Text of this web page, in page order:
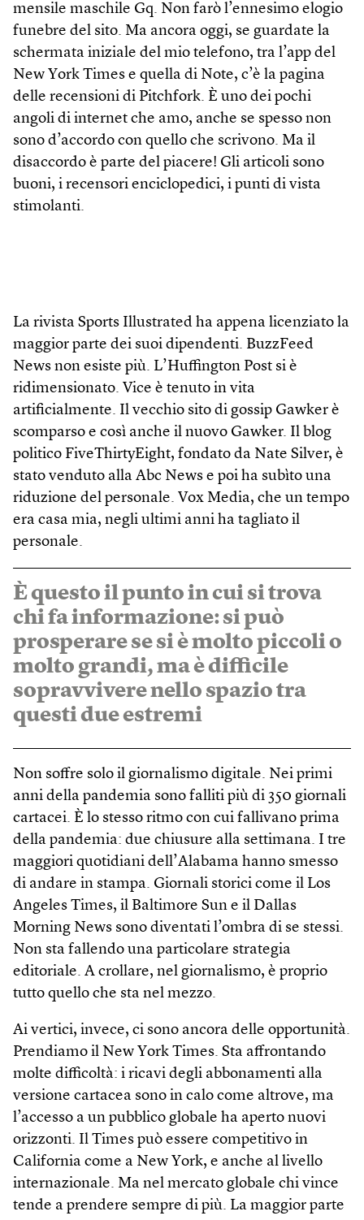
mensile maschile Gq. Non farò l’ennesimo elogio
funebre del sito. Ma ancora oggi, se guardate la
schermata iniziale del mio telefono, tra l’app del
New York Times e quella di Note, c’è la pagina
delle recensioni di Pitchfork. È uno dei pochi
angoli di internet che amo, anche se spesso non
sono d’accordo con quello che scrivono. Ma il
disaccordo è parte del piacere! Gli articoli sono
buoni, i recensori enciclopedici, i punti di vista
stimolanti.
La rivista Sports Illustrated ha appena licenziato la
maggior parte dei suoi dipendenti. BuzzFeed
News non esiste più. L’Huffington Post si è
ridimensionato. Vice è tenuto in vita
artificialmente. Il vecchio sito di gossip Gawker è
scomparso e così anche il nuovo Gawker. Il blog
politico FiveThirtyEight, fondato da Nate Silver, è
stato venduto alla Abc News e poi ha subìto una
riduzione del personale. Vox Media, che un tempo
era casa mia, negli ultimi anni ha tagliato il
personale.
È questo il punto in cui si trova
chi fa informazione: si può
prosperare se si è molto piccoli o
molto grandi, ma è difficile
sopravvivere nello spazio tra
questi due estremi
Non soffre solo il giornalismo digitale. Nei primi
anni della pandemia sono falliti più di 350 giornali
cartacei. È lo stesso ritmo con cui fallivano prima
della pandemia: due chiusure alla settimana. I tre
maggiori quotidiani dell’Alabama hanno smesso
di andare in stampa. Giornali storici come il Los
Angeles Times, il Baltimore Sun e il Dallas
Morning News sono diventati l’ombra di se stessi.
Non sta fallendo una particolare strategia
editoriale. A crollare, nel giornalismo, è proprio
tutto quello che sta nel mezzo.
Ai vertici, invece, ci sono ancora delle opportunità.
Prendiamo il New York Times. Sta affrontando
molte difficoltà: i ricavi degli abbonamenti alla
versione cartacea sono in calo come altrove, ma
l’accesso a un pubblico globale ha aperto nuovi
orizzonti. Il Times può essere competitivo in
California come a New York, e anche al livello
internazionale. Ma nel mercato globale chi vince
tende a prendere sempre di più. La maggior parte